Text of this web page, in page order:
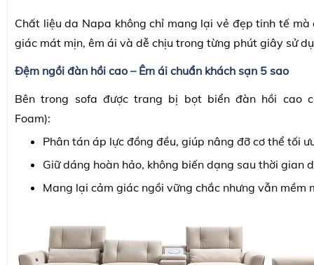
Chất liệu da Napa không chỉ mang lại vẻ đẹp tinh tế mà
giác mát mịn, êm ái và dễ chịu trong từng phút giây sử
Đệm ngồi đàn hồi cao – Êm ái chuẩn khách sạn 5 sao
Bên trong sofa được trang bị bọt biển đàn hồi cao
Foam):
Phân tán áp lực đồng đều, giúp nâng đỡ cơ thể tối
Giữ dáng hoàn hảo, không biến dạng sau thời gian
Mang lại cảm giác ngồi vững chắc nhưng vẫn mềm